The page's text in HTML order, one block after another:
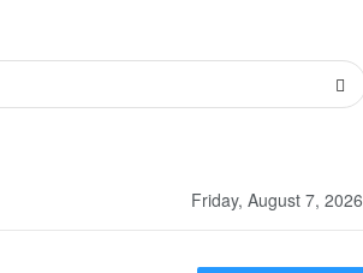
Friday, August 7, 2026